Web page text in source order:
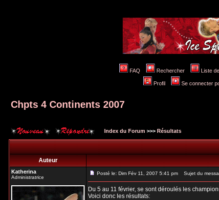
FAQ Rechercher Liste
Profil Se connecter
Chpts 4 Continents 2007
Index du Forum >>> Résultats
Auteur
Katherina
Administratrice
Posté le: Dim Fév 11, 2007 5:41 pm Sujet du
Du 5 au 11 février, se sont déroulés les
Voici donc les résultats: